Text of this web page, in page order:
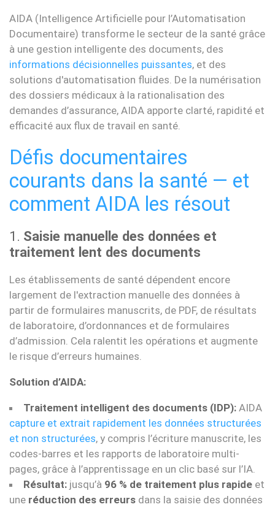
AIDA (Intelligence Artificielle pour l’Automatisation
Documentaire) transforme le secteur de la santé grâce
à une gestion intelligente des documents, des
informations décisionnelles puissantes, et des
solutions d'automatisation fluides. De la numérisation
des dossiers médicaux à la rationalisation des
demandes d’assurance, AIDA apporte clarté, rapidité et
efficacité aux flux de travail en santé.
Défis documentaires
courants dans la santé — et
comment AIDA les résout
1. Saisie manuelle des données et
traitement lent des documents
Les établissements de santé dépendent encore
largement de l'extraction manuelle des données à
partir de formulaires manuscrits, de PDF, de résultats
de laboratoire, d’ordonnances et de formulaires
d’admission. Cela ralentit les opérations et augmente
le risque d’erreurs humaines.
Solution d’AIDA:
Traitement intelligent des documents (IDP): AIDA
capture et extrait rapidement les données structurées
et non structurées, y compris l’écriture manuscrite, les
codes-barres et les rapports de laboratoire multi-
pages, grâce à l’apprentissage en un clic basé sur l’IA.
Résultat: jusqu’à 96 % de traitement plus rapide et
une réduction des erreurs dans la saisie des données